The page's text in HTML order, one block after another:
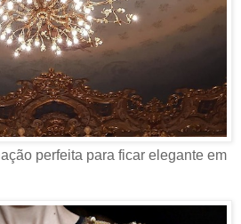
perfeita para ficar elegante em